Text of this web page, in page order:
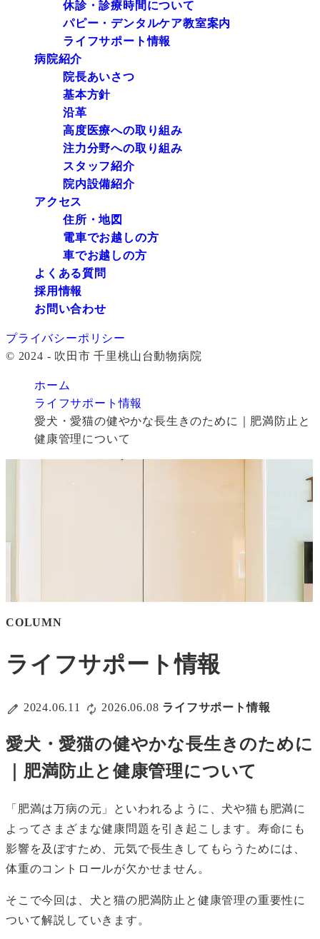
休診・診療時間について
パピー・デンタルケア教室案内
ライフサポート情報
病院紹介
院長あいさつ
基本方針
沿革
高度医療への取り組み
注力分野への取り組み
スタッフ紹介
院内設備紹介
アクセス
住所・地図
電車でお越しの方
車でお越しの方
よくある質問
採用情報
お問い合わせ
プライバシーポリシー
© 2024 - 吹田市 千里桃山台動物病院
ホーム
ライフサポート情報
愛犬・愛猫の健やかな長生きのために｜肥満防止と
健康管理について
COLUMN
ライフサポート情報
2024.06.11 2026.06.08 ライフサポート情報
愛犬・愛猫の健やかな長生きのために
｜肥満防止と健康管理について
「肥満は万病の元」といわれるように、犬や猫も肥満に
よってさまざまな健康問題を引き起こします。寿命にも
影響を及ぼすため、元気で長生きしてもらうためには、
体重のコントロールが欠かせません。
そこで今回は、犬と猫の肥満防止と健康管理の重要性に
ついて解説していきます。